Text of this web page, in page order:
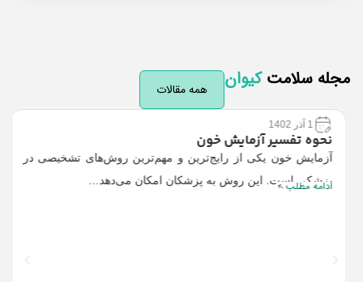
سلامتکیوان همه مقالات
نحوه تفسیر آزمایش خون
آزمایش خون یکی از رایج‌ترین و مهم‌ترین روش‌های تشخیصی در
پزشکی است. این روش به پزشکان امکان می‌دهد…
ادامه مطلب